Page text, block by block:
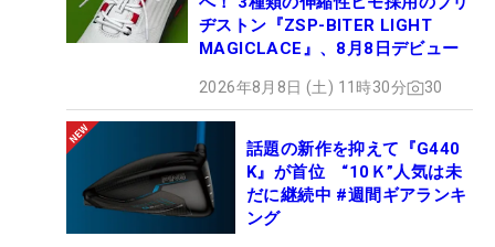
ヂストン『ZSP-BITER LIGHT
MAGICLACE』、8月8日デビュー
2026年8月8日 (土) 11時30分 30
話題の新作を抑えて『G440
K』が首位 “10Ｋ”人気は未
だに継続中 #週間ギアランキ
ング